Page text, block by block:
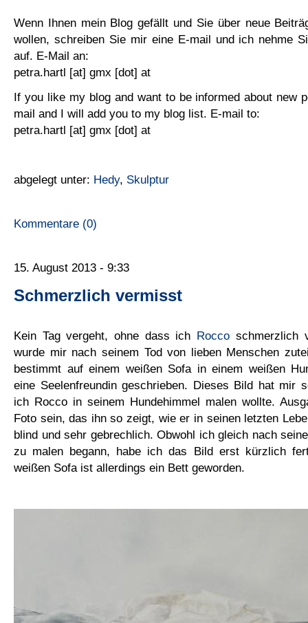
Wenn Ihnen mein Blog gefällt und Sie über neue
wollen, schreiben Sie mir eine E-mail und ich nehme
auf. E-Mail an:
petra.hartl [at] gmx [dot] at
If you like my blog and want to be informed about new
mail and I will add you to my blog list. E-mail to:
petra.hartl [at] gmx [dot] at
abgelegt unter: Hedy, Skulptur
Kommentare (0)
15. August 2013 - 9:33
Schmerzlich vermisst
Kein Tag vergeht, ohne dass ich Rocco schmerzlich
wurde mir nach seinem Tod von lieben Menschen
bestimmt auf einem weißen Sofa in einem weißen
eine Seelenfreundin geschrieben. Dieses Bild hat mir
ich Rocco in seinem Hundehimmel malen wollte.
Foto sein, das ihn so zeigt, wie er in seinen letzten
blind und sehr gebrechlich. Obwohl ich gleich nach
zu malen begann, habe ich das Bild erst kürzlich
weißen Sofa ist allerdings ein Bett geworden.